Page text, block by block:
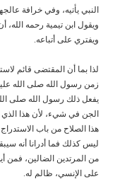
النبي يأتيه، وفي خرافة
ويقول ابن تيمية رحمه
ويفتري على أتباعه.
لذا بما أن المقتضى قائم
زمن رسول الله صلى الله
يفعل ذلك رسول الله صلى
الجن في شيء، لأن هذا الذي
هذا الصلاح من باب
ليس كذلك فما أدرانا أنه
من المرتدين الضالين، فمن
على الإنسي، ظالم له.